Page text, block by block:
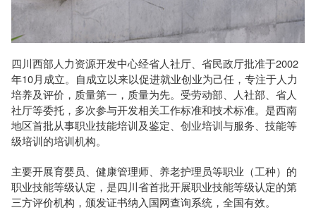
四川西部人力资源开发中心经省人社厅、省民政厅批准于2002
年10月成立。自成立以来以促进就业创业为己任，专注于人力
培养及评价，质量第一，质量为先。受劳动部、人社部、省人
社厅等委托，多次参与开发相关工作标准和技术标准。是西南
地区首批从事职业技能培训及鉴定、创业培训与服务、技能等
级培训的培训机构。
主要开展育婴员、健康管理师、养老护理员等职业（工种）的
职业技能等级认定，是四川省首批开展职业技能等级认定的第
三方评价机构，颁发证书纳入国网查询系统，全国有效。